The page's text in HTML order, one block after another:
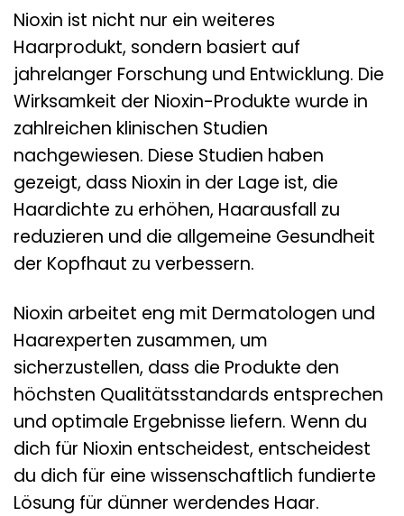
Nioxin ist nicht nur ein weiteres
Haarprodukt, sondern basiert auf
jahrelanger Forschung und Entwicklung. Die
Wirksamkeit der Nioxin-Produkte wurde in
zahlreichen klinischen Studien
nachgewiesen. Diese Studien haben
gezeigt, dass Nioxin in der Lage ist, die
Haardichte zu erhöhen, Haarausfall zu
reduzieren und die allgemeine Gesundheit
der Kopfhaut zu verbessern.
Nioxin arbeitet eng mit Dermatologen und
Haarexperten zusammen, um
sicherzustellen, dass die Produkte den
höchsten Qualitätsstandards entsprechen
und optimale Ergebnisse liefern. Wenn du
dich für Nioxin entscheidest, entscheidest
du dich für eine wissenschaftlich fundierte
Lösung für dünner werdendes Haar.